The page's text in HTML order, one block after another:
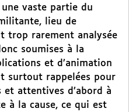
vaste partie du
lieu de
trop rarement analysée
soumises à la
et d’animation
surtout rappelées pour
et attentives d’abord à
à la cause, ce qui est